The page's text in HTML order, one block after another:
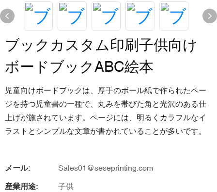
ブックカスタム印刷子供向け
ボードブックABC絵本
児童向けボードブックは、厚手のボール紙で作られたペー
ジを持つ児童書の一種で、丸みを帯びた角と光沢のある仕
上げが施されています。ページには、明るくカラフルなイ
ラストとシンプルな文章が書かれていることが多いです。
メール: Sales01@seseprinting.com
産業用途: 子供